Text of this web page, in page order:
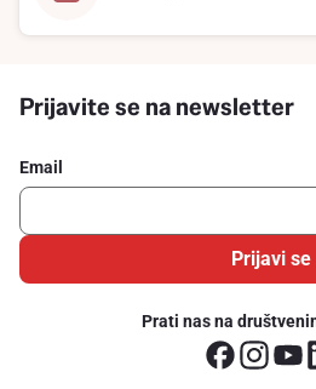
Prijavite se na newsletter
Email
Prijavi se
Prati nas na